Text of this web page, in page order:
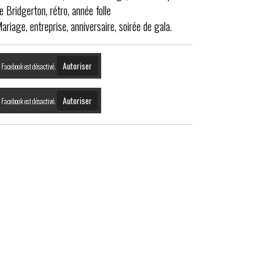
Bridgerton, rétro, année folle
entreprise, anniversaire, soirée de gala.
Facebook est désactivé. Autoriser
Facebook est désactivé. Autoriser